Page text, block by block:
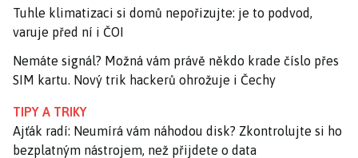
Tuhle klimatizaci si domů nepořizujte: je to podvod,
varuje před ní i ČOI
Nemáte signál? Možná vám právě někdo krade číslo přes
SIM kartu. Nový trik hackerů ohrožuje i Čechy
TIPY A TRIKY
Ajťák radí: Neumírá vám náhodou disk? Zkontrolujte si ho
bezplatným nástrojem, než přijdete o data